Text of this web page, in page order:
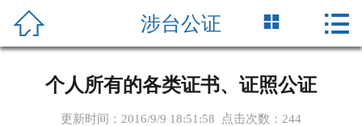
 首页

 涉台公证  
个人所有的各类证书、证照公证
更新时间：2016/9/9 18:51:58 点击次数： 244